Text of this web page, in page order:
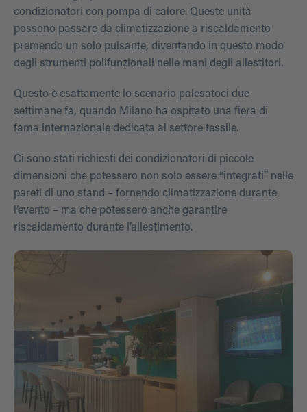
condizionatori con pompa di calore. Queste unità
possono passare da climatizzazione a riscaldamento
premendo un solo pulsante, diventando in questo modo
degli strumenti polifunzionali nelle mani degli allestitori.
Questo è esattamente lo scenario palesatoci due
settimane fa, quando Milano ha ospitato una fiera di
fama internazionale dedicata al settore tessile.
Ci sono stati richiesti dei condizionatori di piccole
dimensioni che potessero non solo essere “integrati” nelle
pareti di uno stand – fornendo climatizzazione durante
l’evento – ma che potessero anche garantire
riscaldamento durante l’allestimento.